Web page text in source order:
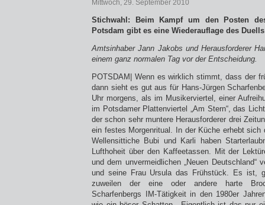
Mittwoch, 29. September 2010
Stichwahl: Beim Kampf um den Posten
Potsdam gibt es eine Wiederauflage des
Amtsinhaber Jann Jakobs und Herausforderer
einem ganz normalen Tag vor der Entscheidung.
POTSDAM| Wenn es wirklich stimmt, dass der
dann sieht es gut aus für Hans-Jürgen
Uhr morgens, als im Musikerviertel, einer
im Potsdamer Plattenviertel „Am Stern“, das
der schon sehr muntere Herausforderer drei
ein festes Morgenritual. In der Küche erhebt sich
Wellensittiche Bubi und Karli haben
Lufthoheit über den Kaffeetassen. Mit der
und dem unvermeidlichen „Neuen Deutschland“
und seine Frau Ursula das Frühstück. Es ist,
zuweilen der eine oder andere harte
Scharfenbergs IM-Tätigkeit in den 1980er